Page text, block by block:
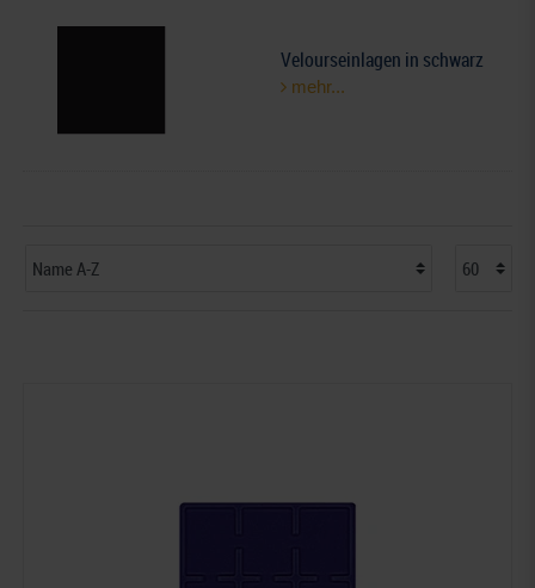
Velourseinlagen in schwarz
mehr...